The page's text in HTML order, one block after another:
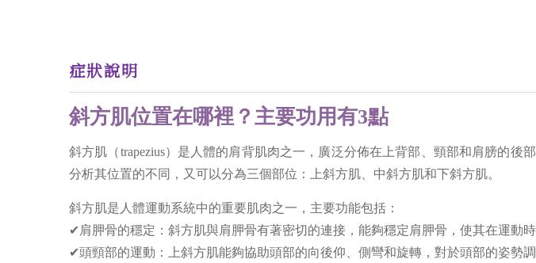
症狀說明
斜方肌位置在哪裡？主要功用有3點
斜方肌（trapezius）是人體的肩背肌肉之一，廣泛分佈在上背部、頸部和肩膀的
分析其位置的不同，又可以分為三個部位：上斜方肌、中斜方肌和下斜方肌。
斜方肌是人體運動系統中的重要肌肉之一，主要功能包括：
✔肩胛骨的穩定：斜方肌與肩胛骨有著密切的連接，能夠穩定肩胛骨，使其在運動
✔頭頸部的運動：上斜方肌能夠協助頭部的向後仰、側彎和旋轉，對於頭部的姿勢